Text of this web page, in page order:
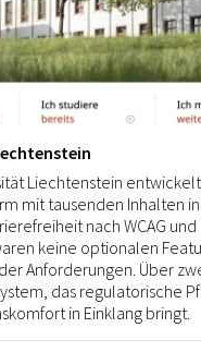
Liechtenstein
mit tausenden Inhalten
nach WCAG und
keine optionalen
Anforderungen. Über
das regulatorische
in Einklang bringt.